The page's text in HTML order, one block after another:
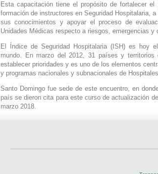
Esta capacitación tiene el propósito de fortalecer
formación de instructores en Seguridad Hospitalaria,
sus conocimientos y apoyar el proceso de
Unidades Médicas respecto a riesgos, emergencias y
El Índice de Seguridad Hospitalaria (ISH) es hoy
mundo. En marzo del 2012, 31 países y
establecer prioridades y es uno de los elementos
y programas nacionales y subnacionales de
Santo Domingo fue sede de este encuentro, en
país se dieron cita para este curso de actualización
marzo 2018.